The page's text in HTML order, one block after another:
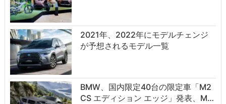
2021年、2022年にモデルチェンジ
が予想されるモデル一覧
BMW、国内限定40台の限定車「M2
CS エディション エッジ」発表、M…